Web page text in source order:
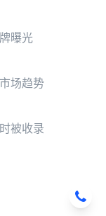
曝光
场趋势
被收录